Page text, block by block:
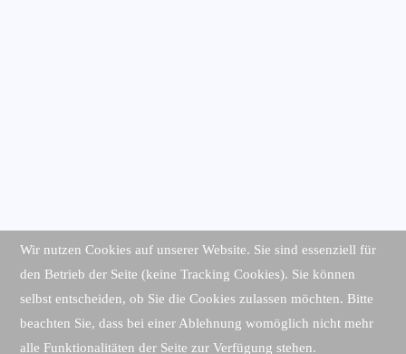
Wir nutzen Cookies auf unserer Website. Sie sind essenziell für
den Betrieb der Seite (keine Tracking Cookies). Sie können
selbst entscheiden, ob Sie die Cookies zulassen möchten. Bitte
beachten Sie, dass bei einer Ablehnung womöglich nicht mehr
alle Funktionalitäten der Seite zur Verfügung stehen.